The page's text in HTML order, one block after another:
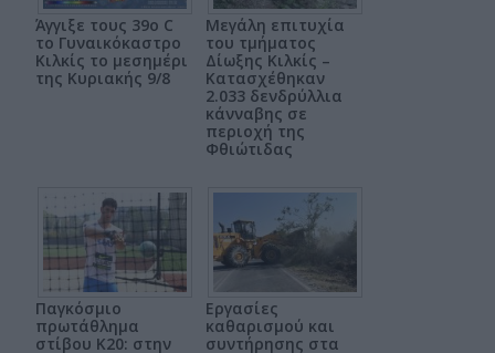
Άγγιξε τους 39ο C
το Γυναικόκαστρο
Κιλκίς το μεσημέρι
της Κυριακής 9/8
Μεγάλη επιτυχία
του τμήματος
Δίωξης Κιλκίς –
Κατασχέθηκαν
2.033 δενδρύλλια
κάνναβης σε
περιοχή της
Φθιώτιδας
Παγκόσμιο
πρωτάθλημα
στίβου Κ20: στην
Εργασίες
καθαρισμού και
συντήρησης στα